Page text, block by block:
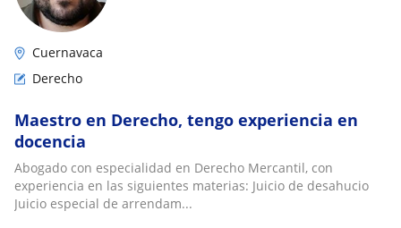
Cuernavaca
Derecho
Maestro en Derecho, tengo experiencia en
docencia
Abogado con especialidad en Derecho Mercantil, con
experiencia en las siguientes materias: Juicio de desahucio
Juicio especial de arrendam...